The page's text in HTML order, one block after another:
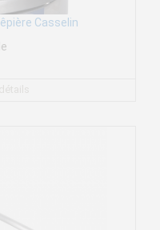
Casselin